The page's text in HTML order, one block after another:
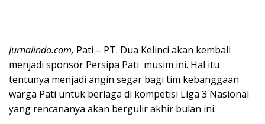
Jurnalindo.com, Pati – PT. Dua Kelinci akan kembali
menjadi sponsor Persipa Pati musim ini. Hal itu
tentunya menjadi angin segar bagi tim kebanggaan
warga Pati untuk berlaga di kompetisi Liga 3 Nasional
yang rencananya akan bergulir akhir bulan ini.